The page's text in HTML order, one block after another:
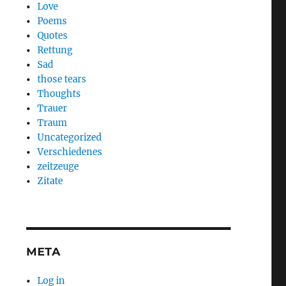
Love
Poems
Quotes
Rettung
Sad
those tears
Thoughts
Trauer
Traum
Uncategorized
Verschiedenes
zeitzeuge
Zitate
META
Log in